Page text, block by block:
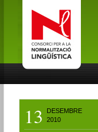
13
DESEMBRE
2010